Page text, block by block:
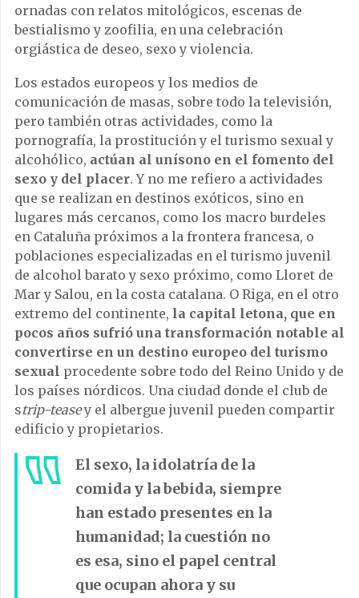
ornadas con relatos mitológicos, escenas de
bestialismo y zoofilia, en una celebración
orgiástica de deseo, sexo y violencia.
Los estados europeos y los medios de
comunicación de masas, sobre todo la televisión,
pero también otras actividades, como la
pornografía, la prostitución y el turismo sexual y
alcohólico, actúan al unísono en el fomento del
sexo y del placer. Y no me refiero a actividades
que se realizan en destinos exóticos, sino en
lugares más cercanos, como los macro burdeles
en Cataluña próximos a la frontera francesa, o
poblaciones especializadas en el turismo juvenil
de alcohol barato y sexo próximo, como Lloret de
Mar y Salou, en la costa catalana. O Riga, en el otro
extremo del continente, la capital letona, que en
pocos años sufrió una transformación notable al
convertirse en un destino europeo del turismo
sexual procedente sobre todo del Reino Unido y de
los países nórdicos. Una ciudad donde el club de
strip-teasey el albergue juvenil pueden compartir
edificio y propietarios.
El sexo, la idolatría de la
comida y la bebida, siempre
han estado presentes en la
humanidad; la cuestión no
es esa, sino el papel central
que ocupan ahora y su